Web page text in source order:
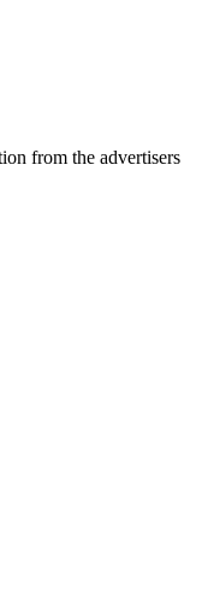
from the advertisers